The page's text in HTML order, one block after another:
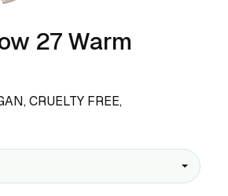
27 Warm
CRUELTY FREE,